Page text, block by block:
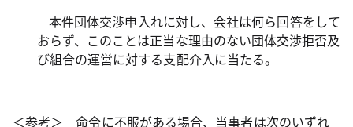
本件団体交渉申入れに対し、会社は何ら回答をして
おらず、このことは正当な理由のない団体交渉拒否及
び組合の運営に対する支配介入に当たる。
＜参考＞ 命令に不服がある場合、当事者は次のいずれ